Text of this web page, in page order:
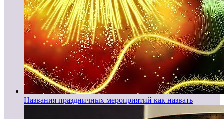
Названия праздничных мероприятий как назвать